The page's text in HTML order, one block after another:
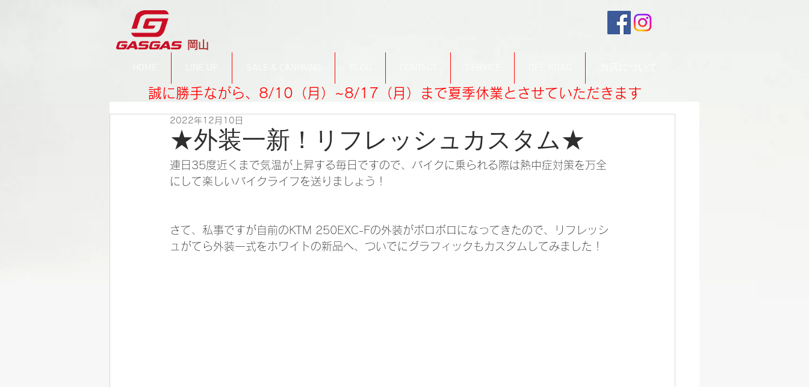
​岡山
誠に勝手ながら、8/10（月）~8/17（月）まで夏季休業とさせていただきます
★外装一新！リフレッシュカスタム★
2022年12月10日
連日35度近くまで気温が上昇する毎日ですので、バイクに乗られる際は熱中症対策を万全
にして楽しいバイクライフを送りましょう！
さて、私事ですが自前のKTM 250EXC-Fの外装がボロボロになってきたので、リフレッシ
ュがてら外装一式をホワイトの新品へ、ついでにグラフィックもカスタムしてみました！